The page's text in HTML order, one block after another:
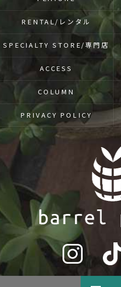
RENTAL/レンタル
SPECIALTY STORE/専門店
ACCESS
COLUMN
PRIVACY POLICY